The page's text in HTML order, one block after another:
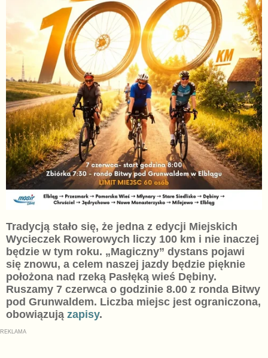
Tradycją stało się, że jedna z edycji Miejskich
Wycieczek Rowerowych liczy 100 km i nie inaczej
będzie w tym roku. „Magiczny” dystans pojawi
się znowu, a celem naszej jazdy będzie pięknie
położona nad rzeką Pasłęką wieś Dębiny.
Ruszamy 7 czerwca o godzinie 8.00 z ronda Bitwy
pod Grunwaldem. Liczba miejsc jest ograniczona,
obowiązują zapisy.